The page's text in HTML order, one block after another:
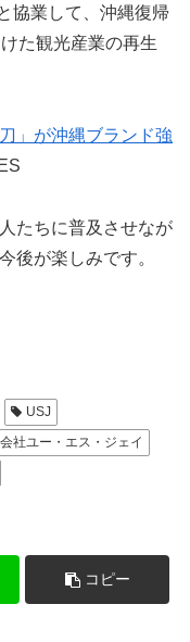
協業して、沖縄復帰
た観光産業の再生
」が沖縄ブランド強
たちに普及させなが
後が楽しみです。
USJ
社ユー・エス・ジェイ
コピー